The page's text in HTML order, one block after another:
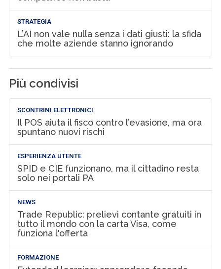
STRATEGIA
L’AI non vale nulla senza i dati giusti: la sfida
che molte aziende stanno ignorando
Più condivisi
SCONTRINI ELETTRONICI
Il POS aiuta il fisco contro l’evasione, ma ora
spuntano nuovi rischi
ESPERIENZA UTENTE
SPID e CIE funzionano, ma il cittadino resta
solo nei portali PA
NEWS
Trade Republic: prelievi contante gratuiti in
tutto il mondo con la carta Visa, come
funziona l'offerta
FORMAZIONE